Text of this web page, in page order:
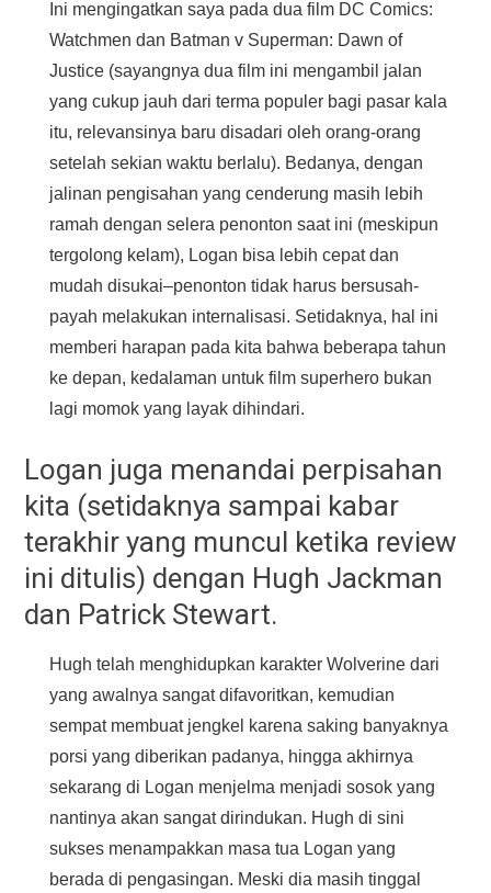
Ini mengingatkan saya pada dua film DC Comics:
Watchmen dan Batman v Superman: Dawn of
Justice (sayangnya dua film ini mengambil jalan
yang cukup jauh dari terma populer bagi pasar kala
itu, relevansinya baru disadari oleh orang-orang
setelah sekian waktu berlalu). Bedanya, dengan
jalinan pengisahan yang cenderung masih lebih
ramah dengan selera penonton saat ini (meskipun
tergolong kelam), Logan bisa lebih cepat dan
mudah disukai–penonton tidak harus bersusah-
payah melakukan internalisasi. Setidaknya, hal ini
memberi harapan pada kita bahwa beberapa tahun
ke depan, kedalaman untuk film superhero bukan
lagi momok yang layak dihindari.
Logan juga menandai perpisahan
kita (setidaknya sampai kabar
terakhir yang muncul ketika review
ini ditulis) dengan Hugh Jackman
dan Patrick Stewart.
Hugh telah menghidupkan karakter Wolverine dari
yang awalnya sangat difavoritkan, kemudian
sempat membuat jengkel karena saking banyaknya
porsi yang diberikan padanya, hingga akhirnya
sekarang di Logan menjelma menjadi sosok yang
nantinya akan sangat dirindukan. Hugh di sini
sukses menampakkan masa tua Logan yang
berada di pengasingan. Meski dia masih tinggal